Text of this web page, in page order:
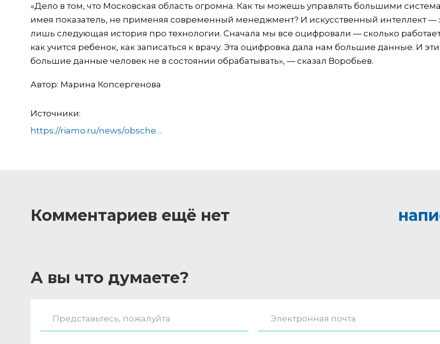
«Дело в том, что Московская область огромна. Как ты можешь управлять большими
имея показатель, не применяя современный менеджмент? И искусственный интеллект —
лишь следующая история про технологии. Сначала мы все оцифровали — сколько
как учится ребенок, как записаться к врачу. Эта оцифровка дала нам большие данные. И эти
большие данные человек не в состоянии обрабатывать», — сказал Воробьев.
Автор: Марина Копсергенова
Источники:
https://riamo.ru/news/obschestvo/predprinimateljam-podmoskovja-objasnili-kak-zaschitit-svoi-prava-na-marketplejsah/
Комментариев ещё нет
А вы что думаете?